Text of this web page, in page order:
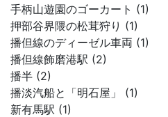
手柄山遊園のゴーカート (1)
押部谷界隈の松茸狩り (1)
播但線のディーゼル車両 (1)
播但線飾磨港駅 (2)
播半 (2)
播淡汽船と「明石屋」 (1)
新有馬駅 (1)